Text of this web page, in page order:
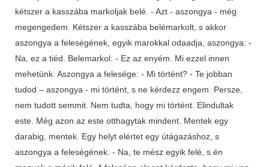
kétszer a kasszába markoljak belé. - Azt - aszongya - még
megengedem. Kétszer a kasszába belémarkolt, s akkor
aszongya a feleségének, egyik marokkal odaadja, aszongya: -
Na, ez a tiéd. Belemarkol: - Ez az enyém. Mi ezzel innen
mehetünk. Aszongya a felesége: - Mi történt? - Te jobban
tudod – aszongya - mi történt, s ne kérdezz engem. Persze,
nem tudott semmit. Nem tudta, hogy mi történt. Elindultak
este. Még azon az este otthagytak mindent. Mentek egy
darabig, mentek. Egy helyt elértet egy útágazáshoz, s
aszongya a feleségének. - Na, te mész egyik felé, s én